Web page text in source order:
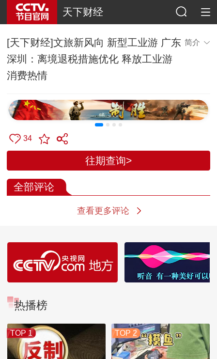
天下财经
[天下财经]文旅新风向 新型工业游 广东
深圳：离境退税措施优化 释放工业游
消费热情
简介
34
往期查询>
全部评论
查看更多评论
热播榜
TOP 1 TOP 2